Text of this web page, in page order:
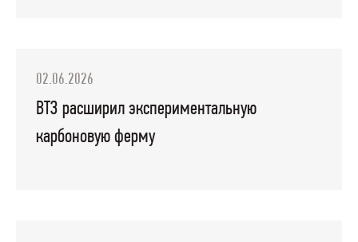
02.06.2026
ВТЗ расширил экспериментальную
карбоновую ферму